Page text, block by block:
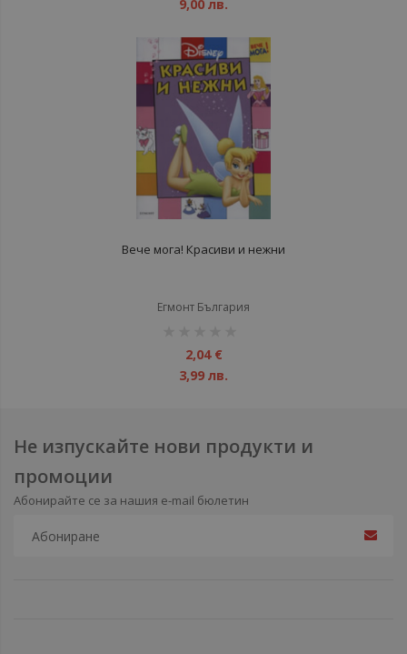
9,00 лв.
Вече мога! Красиви и нежни
Егмонт България
2,04 €
3,99 лв.
Не изпускайте нови продукти и
промоции
Абонирайте се за нашия e-mail бюлетин